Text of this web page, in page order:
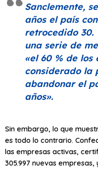
Sanclemente,
años el país
retrocedido 30.
una serie de
«el 60 % de los
considerado la
abandonar el
años».
Sin embargo, lo que
es todo lo contrario.
las empresas activas,
305.997 nuevas